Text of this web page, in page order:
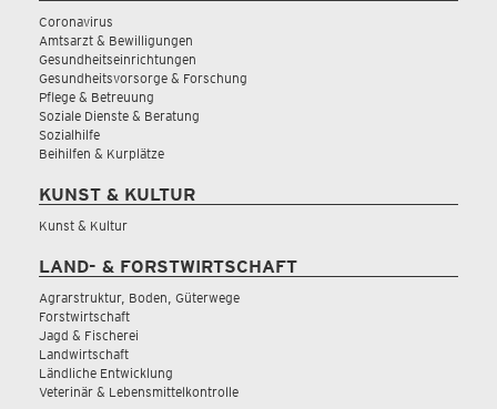
Coronavirus
Amtsarzt & Bewilligungen
Gesundheitseinrichtungen
Gesundheitsvorsorge & Forschung
Pflege & Betreuung
Soziale Dienste & Beratung
Sozialhilfe
Beihilfen & Kurplätze
KUNST & KULTUR
Kunst & Kultur
LAND- & FORSTWIRTSCHAFT
Agrarstruktur, Boden, Güterwege
Forstwirtschaft
Jagd & Fischerei
Landwirtschaft
Ländliche Entwicklung
Veterinär & Lebensmittelkontrolle